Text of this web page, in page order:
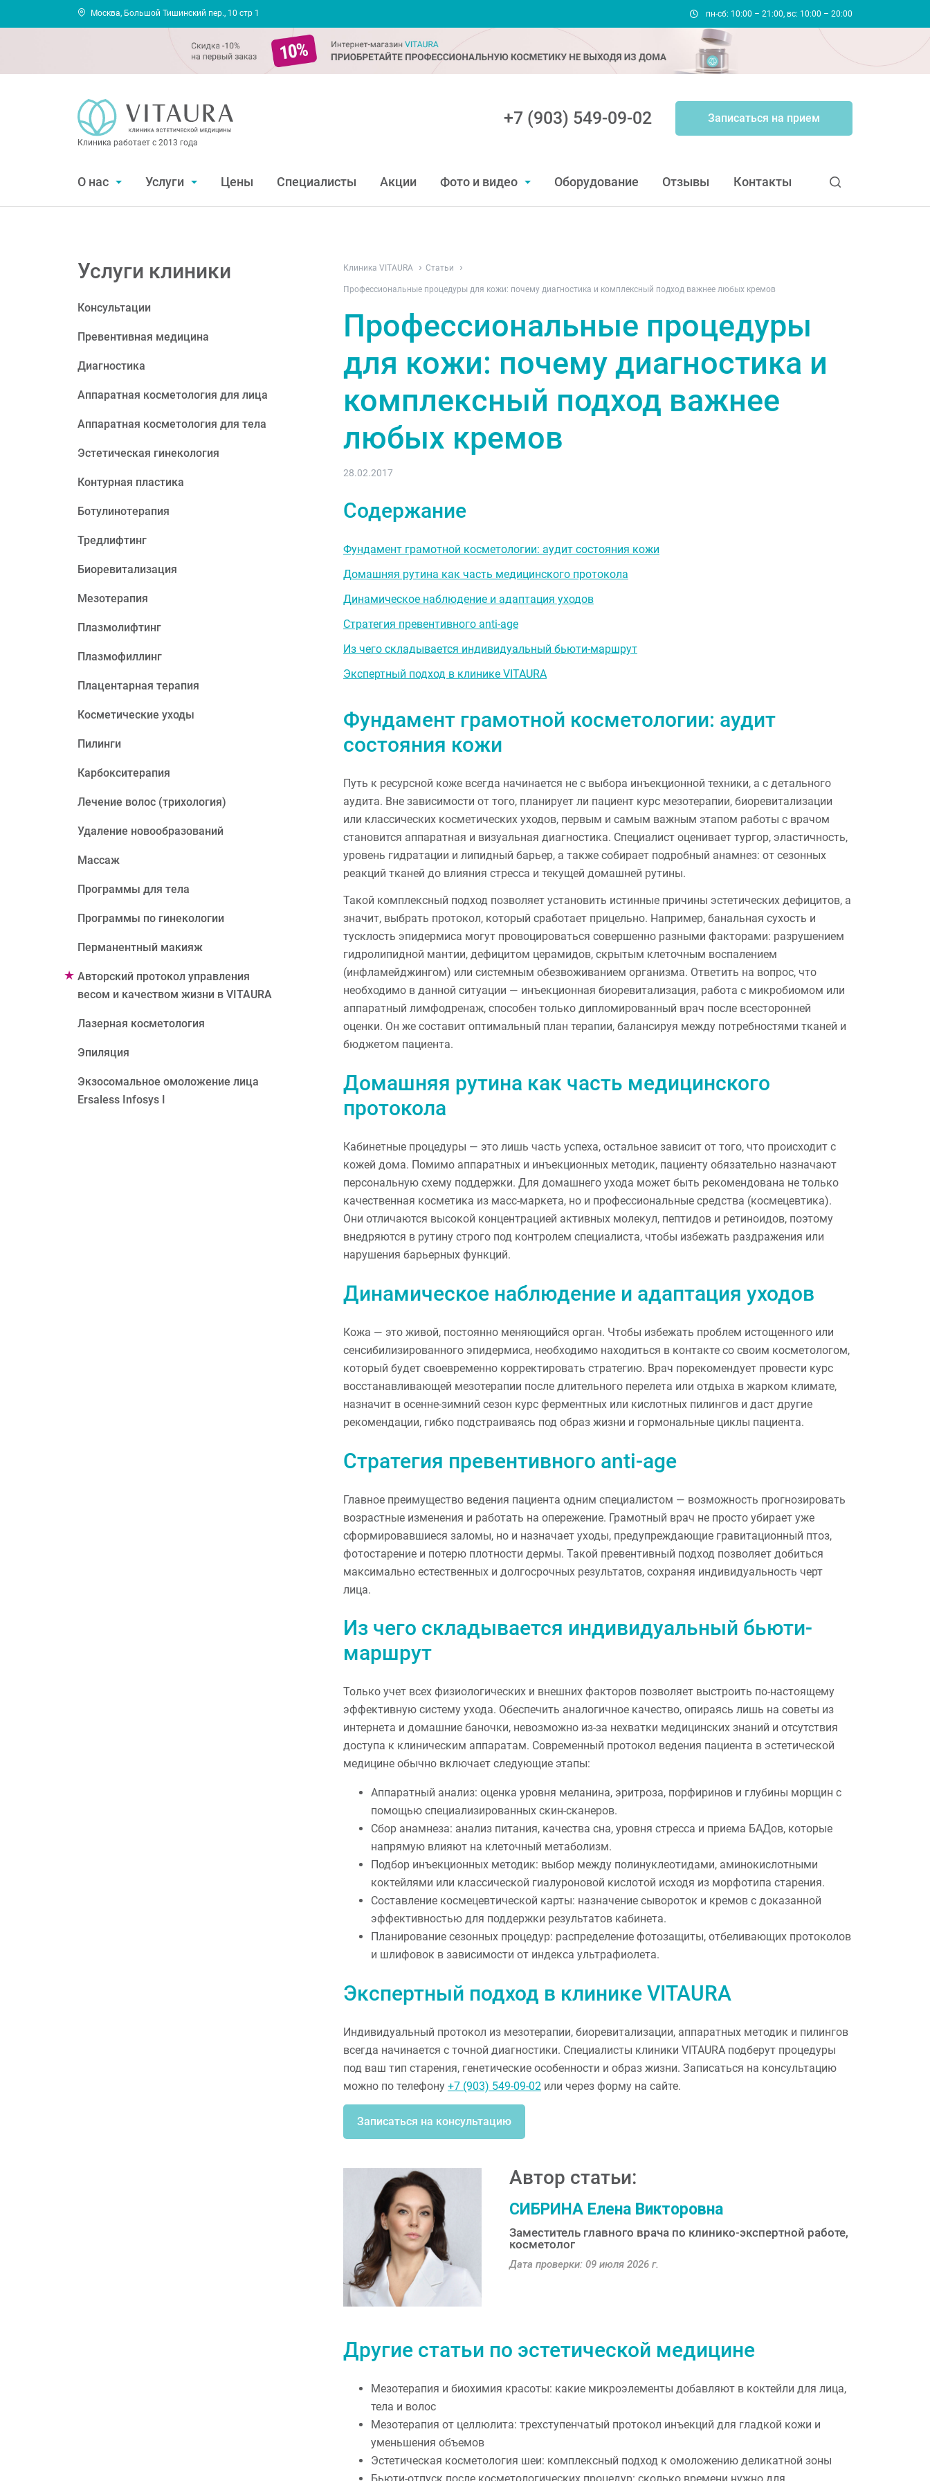
Москва, Большой Тишинский пер., 10 стр 1 пн-сб: 10:00 – 21:00, вс: 10:00 – 20:00
+7 (903) 549-09-02 Записаться на прием
Клиника работает с 2013 года
О нас Услуги Цены Специалисты Акции Фото и видео Оборудование Отзывы Контакты
Клиника VITAURA Статьи
Профессиональные процедуры для кожи: почему диагностика и комплексный подход важнее любых кремов
Профессиональные процедуры
для кожи: почему диагностика и
комплексный подход важнее
любых кремов
28.02.2017
Содержание
Фундамент грамотной косметологии: аудит состояния кожи
Домашняя рутина как часть медицинского протокола
Динамическое наблюдение и адаптация уходов
Стратегия превентивного anti-age
Из чего складывается индивидуальный бьюти-маршрут
Экспертный подход в клинике VITAURA
Фундамент грамотной косметологии: аудит
состояния кожи
Путь к ресурсной коже всегда начинается не с выбора инъекционной техники, а с детального
аудита. Вне зависимости от того, планирует ли пациент курс мезотерапии, биоревитализации
или классических косметических уходов, первым и самым важным этапом работы с врачом
становится аппаратная и визуальная диагностика. Специалист оценивает тургор, эластичность,
уровень гидратации и липидный барьер, а также собирает подробный анамнез: от сезонных
реакций тканей до влияния стресса и текущей домашней рутины.
Такой комплексный подход позволяет установить истинные причины эстетических дефицитов, а
значит, выбрать протокол, который сработает прицельно. Например, банальная сухость и
тусклость эпидермиса могут провоцироваться совершенно разными факторами: разрушением
гидролипидной мантии, дефицитом церамидов, скрытым клеточным воспалением
(инфламейджингом) или системным обезвоживанием организма. Ответить на вопрос, что
необходимо в данной ситуации — инъекционная биоревитализация, работа с микробиомом или
аппаратный лимфодренаж, способен только дипломированный врач после всесторонней
оценки. Он же составит оптимальный план терапии, балансируя между потребностями тканей и
бюджетом пациента.
Домашняя рутина как часть медицинского
протокола
Кабинетные процедуры — это лишь часть успеха, остальное зависит от того, что происходит с
кожей дома. Помимо аппаратных и инъекционных методик, пациенту обязательно назначают
персональную схему поддержки. Для домашнего ухода может быть рекомендована не только
качественная косметика из масс-маркета, но и профессиональные средства (космецевтика).
Они отличаются высокой концентрацией активных молекул, пептидов и ретиноидов, поэтому
внедряются в рутину строго под контролем специалиста, чтобы избежать раздражения или
нарушения барьерных функций.
Динамическое наблюдение и адаптация уходов
Кожа — это живой, постоянно меняющийся орган. Чтобы избежать проблем истощенного или
сенсибилизированного эпидермиса, необходимо находиться в контакте со своим косметологом,
который будет своевременно корректировать стратегию. Врач порекомендует провести курс
восстанавливающей мезотерапии после длительного перелета или отдыха в жарком климате,
назначит в осенне-зимний сезон курс ферментных или кислотных пилингов и даст другие
рекомендации, гибко подстраиваясь под образ жизни и гормональные циклы пациента.
Стратегия превентивного anti-age
Главное преимущество ведения пациента одним специалистом — возможность прогнозировать
возрастные изменения и работать на опережение. Грамотный врач не просто убирает уже
сформировавшиеся заломы, но и назначает уходы, предупреждающие гравитационный птоз,
фотостарение и потерю плотности дермы. Такой превентивный подход позволяет добиться
максимально естественных и долгосрочных результатов, сохраняя индивидуальность черт
лица.
Из чего складывается индивидуальный бьюти-
маршрут
Только учет всех физиологических и внешних факторов позволяет выстроить по-настоящему
эффективную систему ухода. Обеспечить аналогичное качество, опираясь лишь на советы из
интернета и домашние баночки, невозможно из-за нехватки медицинских знаний и отсутствия
доступа к клиническим аппаратам. Современный протокол ведения пациента в эстетической
медицине обычно включает следующие этапы:
Аппаратный анализ: оценка уровня меланина, эритроза, порфиринов и глубины морщин с
помощью специализированных скин-сканеров.
Сбор анамнеза: анализ питания, качества сна, уровня стресса и приема БАДов, которые
напрямую влияют на клеточный метаболизм.
Подбор инъекционных методик: выбор между полинуклеотидами, аминокислотными
коктейлями или классической гиалуроновой кислотой исходя из морфотипа старения.
Составление космецевтической карты: назначение сывороток и кремов с доказанной
эффективностью для поддержки результатов кабинета.
Планирование сезонных процедур: распределение фотозащиты, отбеливающих протоколов
и шлифовок в зависимости от индекса ультрафиолета.
Экспертный подход в клинике VITAURA
Индивидуальный протокол из мезотерапии, биоревитализации, аппаратных методик и пилингов
всегда начинается с точной диагностики. Специалисты клиники VITAURA подберут процедуры
под ваш тип старения, генетические особенности и образ жизни. Записаться на консультацию
можно по телефону +7 (903) 549-09-02 или через форму на сайте.
Записаться на консультацию
Автор статьи:
СИБРИНА Елена Викторовна
Заместитель главного врача по клинико-экспертной работе,
косметолог
Дата проверки: 09 июля 2026 г.
Другие статьи по эстетической медицине
Мезотерапия и биохимия красоты: какие микроэлементы добавляют в коктейли для лица,
тела и волос
Мезотерапия от целлюлита: трехступенчатый протокол инъекций для гладкой кожи и
уменьшения объемов
Эстетическая косметология шеи: комплексный подход к омоложению деликатной зоны
Услуги клиники
Консультации
Превентивная медицина
Диагностика
Аппаратная косметология для лица
Аппаратная косметология для тела
Эстетическая гинекология
Контурная пластика
Ботулинотерапия
Тредлифтинг
Биоревитализация
Мезотерапия
Плазмолифтинг
Плазмофиллинг
Плацентарная терапия
Косметические уходы
Пилинги
Карбокситерапия
Лечение волос (трихология)
Удаление новообразований
Массаж
Программы для тела
Программы по гинекологии
Перманентный макияж
Авторский протокол управления
весом и качеством жизни в VITAURA
Лазерная косметология
Эпиляция
Экзосомальное омоложение лица
Ersaless Infosys I